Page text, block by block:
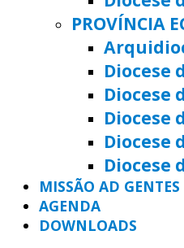
PROVÍNCIA
Diocese
Diocese
Diocese
Diocese
Diocese
MISSÃO AD GENTES
AGENDA
DOWNLOADS